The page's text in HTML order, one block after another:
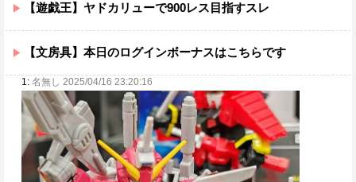
【遊戯王】ヤドカリューで900レス目指すスレ
【文房具】本日のログインボーナスはこちらです
1: 名無し 2025/04/16 23:20:16